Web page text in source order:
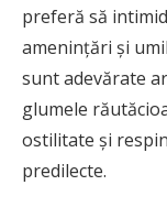
preferă să
amenințări și
sunt adevărate
glumele
ostilitate și
predilecte.